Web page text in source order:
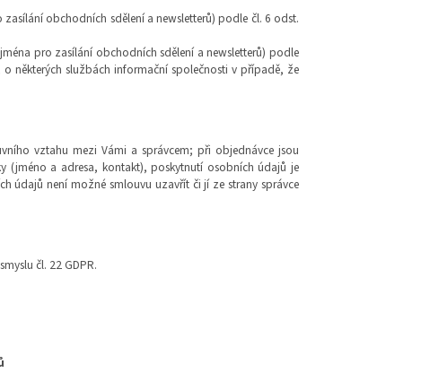
obchodních sdělení a newsletterů) podle čl. 6 odst.
pro zasílání obchodních sdělení a newsletterů) podle
některých službách informační společnosti v případě, že
vztahu mezi Vámi a správcem; při objednávce jsou
(jméno a adresa, kontakt), poskytnutí osobních údajů je
údajů není možné smlouvu uzavřít či jí ze strany správce
čl. 22 GDPR.